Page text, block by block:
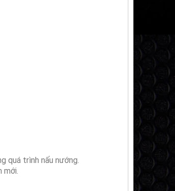
quá trình nấu nướng.
mới.